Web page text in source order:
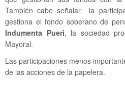
También cabe señalar la
gestiona el fondo soberano de
Indumenta Pueri, la sociedad
Mayoral.
Las participaciones menos
de las acciones de la papelera.